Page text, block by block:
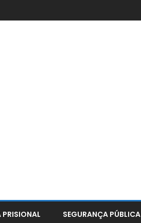
PRISIONAL SEGURANÇA PÚBLICA